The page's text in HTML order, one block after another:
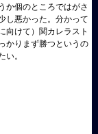
か個のところではがさ
し悪かった。分かって
向けて）関カレラスト
かりまず勝つというの
い。